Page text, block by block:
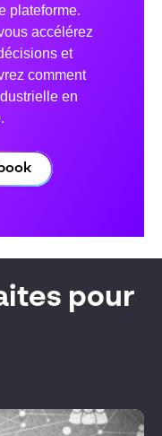
plateforme.
accélérez
et
comment
en
pour